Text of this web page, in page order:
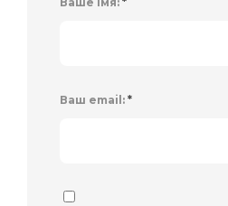
Ваш email: *